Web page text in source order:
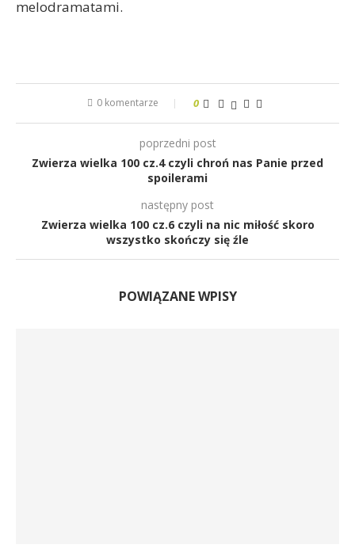
melodramatami.
0 komentarze 0
poprzedni post
Zwierza wielka 100 cz.4 czyli chroń nas Panie przed
spoilerami
następny post
Zwierza wielka 100 cz.6 czyli na nic miłość skoro
wszystko skończy się źle
POWIĄZANE WPISY